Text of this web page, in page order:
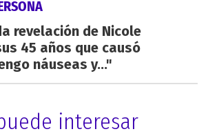
revelación de Nicole
45 años que causó
náuseas y..."
interesar